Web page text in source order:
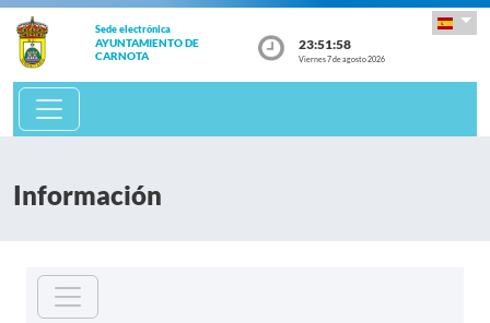
Sede electrónica
AYUNTAMIENTO DE
CARNOTA
23:51:58
Viernes 7 de agosto 2026
Información